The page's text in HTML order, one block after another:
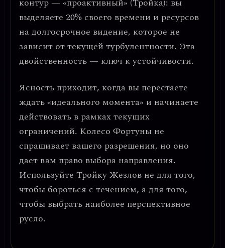
контур — «проактивный» (Тройка): вы
выделяете 20% своего времени и ресурсов
на долгосрочное видение, которое не
зависит от текущей турбулентности. Эта
двойственность — ключ к устойчивости.
Ясность приходит, когда вы перестаете
ждать «идеального момента» и начинаете
действовать в рамках текущих
ограничений. Колесо Фортуны не
спрашивает вашего разрешения, но оно
дает вам право выбора направления.
Используйте Тройку Жезлов не для того,
чтобы бороться с течением, а для того,
чтобы выбрать наиболее перспективное
русло.